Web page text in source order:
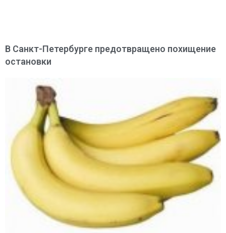
В Санкт-Петербурге предотвращено похищение
остановки